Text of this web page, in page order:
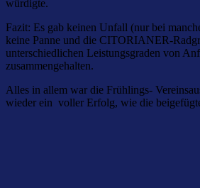
würdigte.
Fazit: Es gab keinen Unfall (nur bei
keine Panne und die CITORIANER-
unterschiedlichen Leistungsgraden von
zusammengehalten.
Alles in allem war die Frühlings-
wieder ein voller Erfolg, wie die